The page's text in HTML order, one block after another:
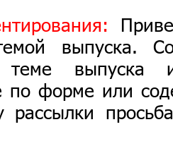
выпуска.
теме выпуска
по форме или
рассылки